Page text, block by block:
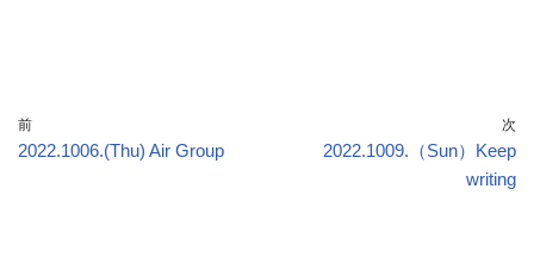
前
2022.1006.(Thu) Air Group
次
2022.1009.（Sun）Keep
writing